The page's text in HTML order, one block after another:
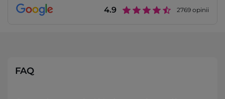
4.9 2769 opinii
FAQ